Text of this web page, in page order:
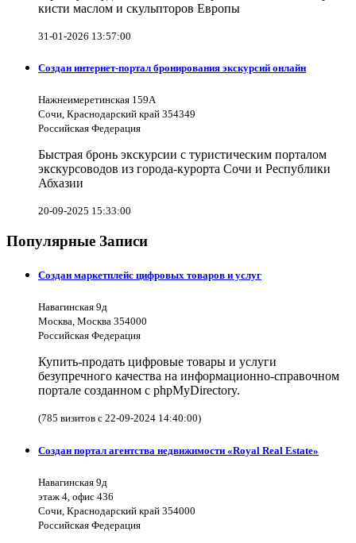
кисти маслом и скульпторов Европы
31-01-2026 13:57:00
Создан интернет-портал бронирования экскурсий онлайн
Нажнеимеретинская 159А
Сочи, Краснодарский край 354349
Российская Федерация
Быстрая бронь экскурсии с туристическим порталом
экскурсоводов из города-курорта Сочи и Республики
Абхазии
20-09-2025 15:33:00
Популярные Записи
Создан маркетплейс цифровых товаров и услуг
Навагинская 9д
Москва, Москва 354000
Российская Федерация
Купить-продать цифровые товары и услуги
безупречного качества на информационно-справочном
портале созданном с phpMyDirectory.
(785 визитов с 22-09-2024 14:40:00)
Создан портал агентства недвижимости «Royal Real Estate»
Навагинская 9д
этаж 4, офис 436
Сочи, Краснодарский край 354000
Российская Федерация